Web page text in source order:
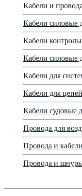
Кабели и
Кабели силовые
Кабели
Кабели силовые
Кабели для
Кабели для
Кабели судовые
Провода для
Провода и
Провода и шнуры